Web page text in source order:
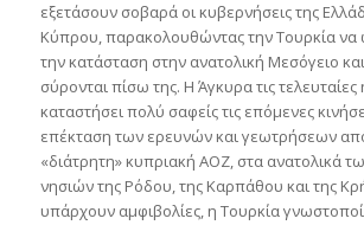
εξετάσουν σοβαρά οι κυβερνήσεις της
Κύπρου, παρακολουθώντας την Τουρκία να
την κατάσταση στην ανατολική Μεσόγειο
σύρονται πίσω της. Η Άγκυρα τις τελευταίες
καταστήσει πολύ σαφείς τις επόμενες
επέκταση των ερευνών και γεωτρήσεων
«διάτρητη» κυπριακή ΑΟΖ, στα ανατολικά
νησιών της Ρόδου, της Καρπάθου και της
υπάρχουν αμφιβολίες, η Τουρκία